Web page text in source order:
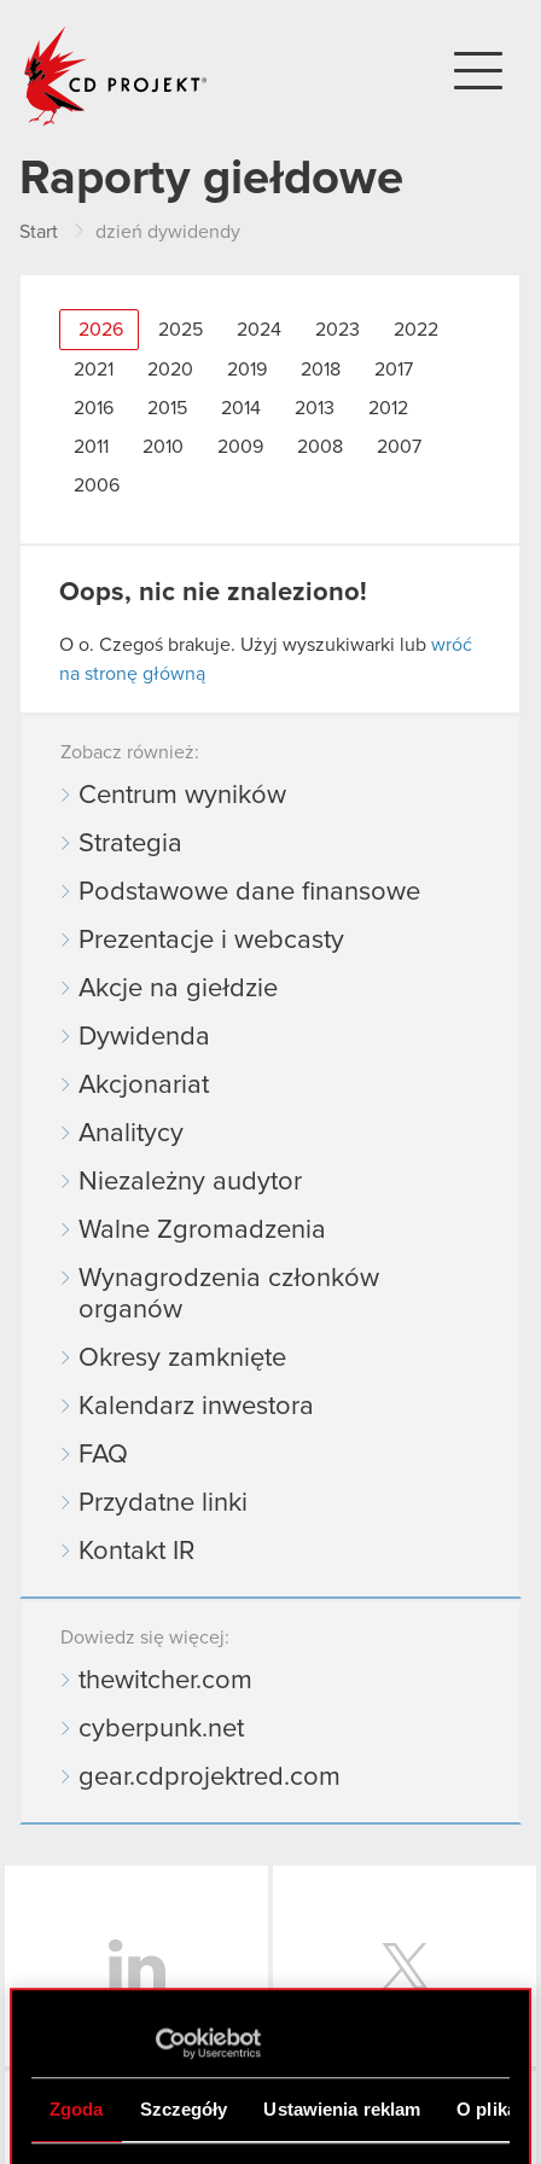
Zgoda Szczegóły Ustawienia reklam O
Raporty giełdowe
Start dzień dywidendy
2026 2025 2024 2023 2022
2021 2020 2019 2018
2017
2016
2015 2014 2013
2012
2011
2010 2009 2008
2007
2006
Oops, nic nie znaleziono!
O o. Czegoś brakuje. Użyj wyszukiwarki lub wróć
na stronę główną
Zobacz również:
Centrum wyników
Strategia
Podstawowe dane finansowe
Prezentacje i webcasty
Akcje na giełdzie
Dywidenda
Akcjonariat
Analitycy
Niezależny audytor
Walne Zgromadzenia
Wynagrodzenia członków
organów
Okresy zamknięte
Kalendarz inwestora
FAQ
Przydatne linki
Kontakt IR
Dowiedz się więcej:
thewitcher.com
cyberpunk.net
gear.cdprojektred.com